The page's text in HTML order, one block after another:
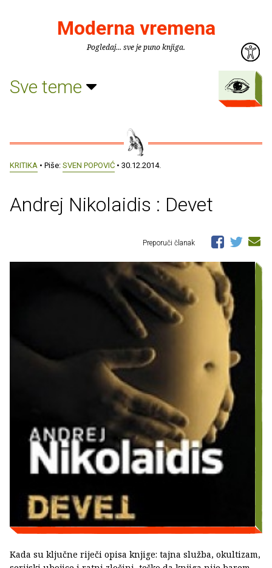
Moderna vremena
Pogledaj... sve je puno knjiga.
Sve teme
KRITIKA • Piše: SVEN POPOVIĆ • 30.12.2014.
Andrej Nikolaidis : Devet
Preporuči članak
Kada su ključne riječi opisa knjige: tajna služba, okultizam,